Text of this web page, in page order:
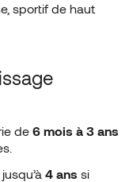
sportif de haut
de 6 mois à 3 ans
4 ans si